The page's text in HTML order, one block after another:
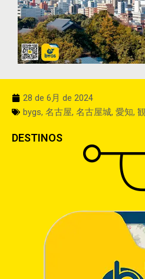
28 de 6月 de 2024
bygs, 名古屋, 名古屋城, 愛知,
DESTINOS